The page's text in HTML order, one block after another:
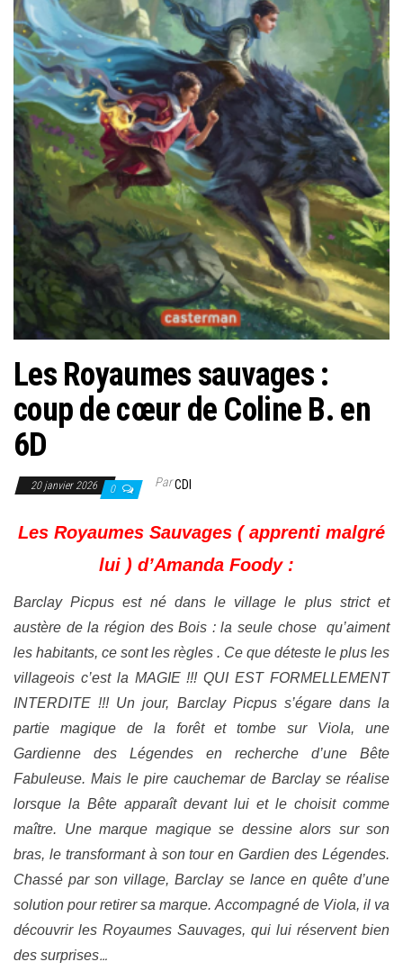
Les Royaumes sauvages :
coup de cœur de Coline B. en
6D
20 janvier 2026 0 ParCDI
Les Royaumes Sauvages ( apprenti malgré
lui ) d’Amanda Foody :
Barclay Picpus est né dans le village le plus strict et
austère de la région des Bois : la seule chose qu’aiment
les habitants, ce sont les règles . Ce que déteste le plus les
villageois c’est la MAGIE !!! QUI EST FORMELLEMENT
INTERDITE !!! Un jour, Barclay Picpus s’égare dans la
partie magique de la forêt et tombe sur Viola, une
Gardienne des Légendes en recherche d’une Bête
Fabuleuse. Mais le pire cauchemar de Barclay se réalise
lorsque la Bête apparaît devant lui et le choisit comme
maître. Une marque magique se dessine alors sur son
bras, le transformant à son tour en Gardien des Légendes.
Chassé par son village, Barclay se lance en quête d’une
solution pour retirer sa marque. Accompagné de Viola, il va
découvrir les Royaumes Sauvages, qui lui réservent bien
des surprises…